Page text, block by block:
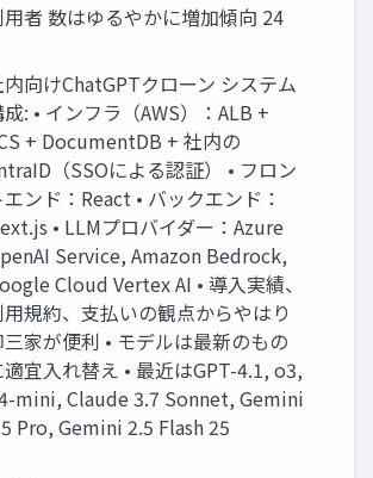
者 数はゆるやかに増加傾向 24
向けChatGPTクローン システム
: • インフラ（AWS）：ALB +
+ DocumentDB + 社内の
（SSOによる認証） • フロン
エンド：React • バックエンド：
• LLMプロバイダー：Azure
Service, Amazon Bedrock,
Cloud Vertex AI • 導入実績、
規約、支払いの観点からやはり
家が便利 • モデルは最新のもの
適宜入れ替え • 最近はGPT-4.1, o3,
mini, Claude 3.7 Sonnet, Gemini
Pro, Gemini 2.5 Flash 25